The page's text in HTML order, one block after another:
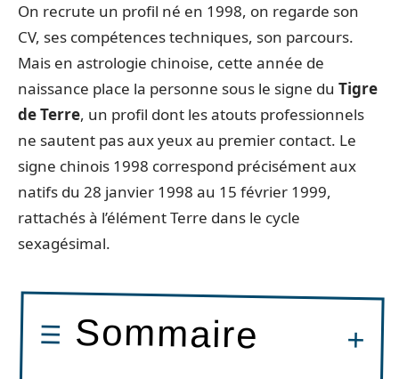
On recrute un profil né en 1998, on regarde son
CV, ses compétences techniques, son parcours.
Mais en astrologie chinoise, cette année de
naissance place la personne sous le signe du Tigre
de Terre, un profil dont les atouts professionnels
ne sautent pas aux yeux au premier contact. Le
signe chinois 1998 correspond précisément aux
natifs du 28 janvier 1998 au 15 février 1999,
rattachés à l’élément Terre dans le cycle
sexagésimal.
Sommaire